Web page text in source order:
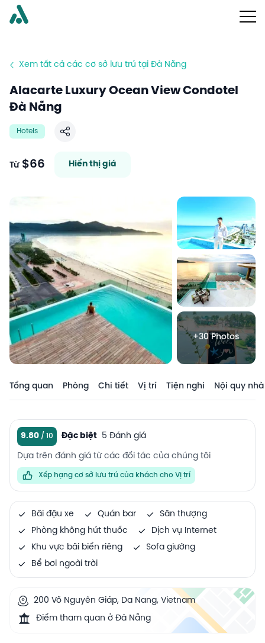
Xem tất cả các cơ sở lưu trú tại Đà Nẵng
Alacarte Luxury Ocean View Condotel
Đà Nẵng
Hotels
Chia sẻ
Từ$66 Hiển thị giá
+30 Photos
Tổng quan Phòng Chi tiết Vị trí Tiện nghi Nội quy nhà
9.80 Đặc biệt 5 Đánh giá
Dựa trên đánh giá từ các đối tác của chúng tôi
Xếp hạng cơ sở lưu trú của khách cho Vị trí
Bãi đậu xe Quán bar
Sân thượng
Phòng không hút thuốc
Dịch vụ Internet
Khu vực bãi biển riêng
Sofa giường
Bể bơi ngoài trời
200 Võ Nguyên Giáp, Da Nang, Vietnam
Điểm tham quan ở Đà Nẵng